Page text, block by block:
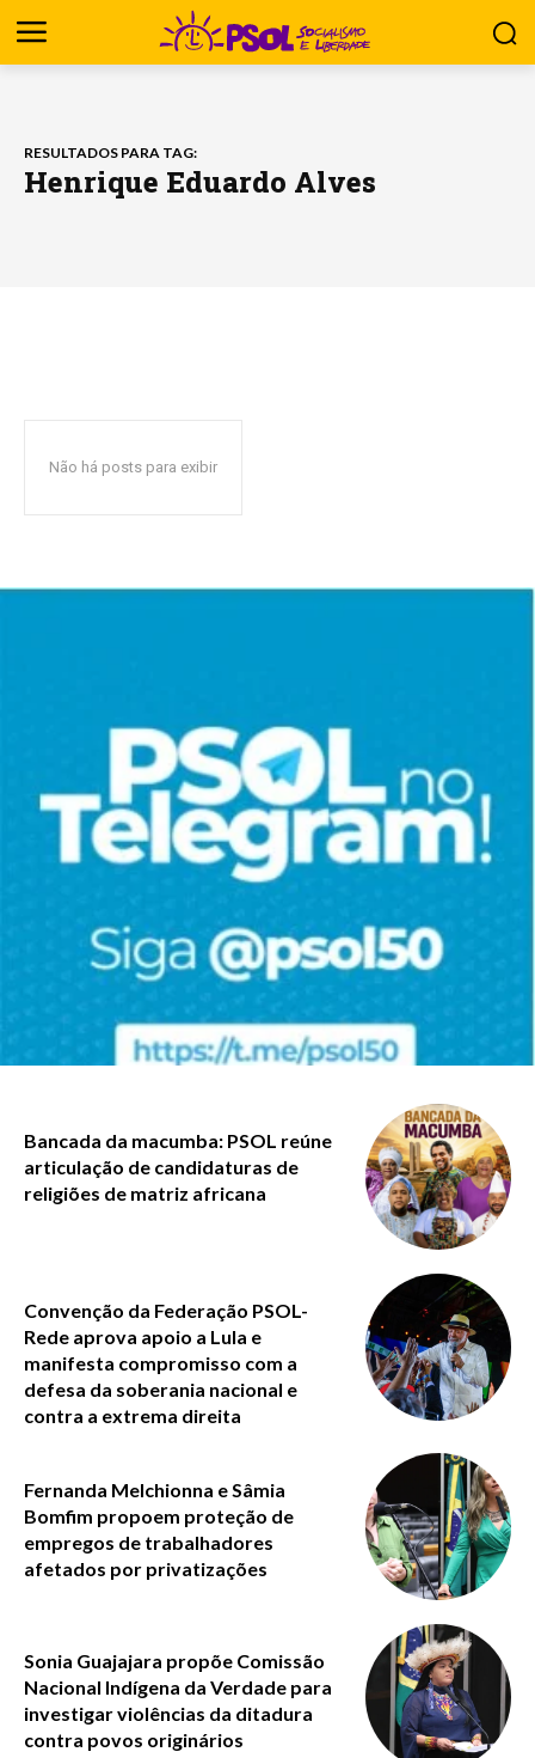
RESULTADOS PARA TAG:
Henrique Eduardo Alves
Não há posts para exibir
Bancada da macumba: PSOL reúne
articulação de candidaturas de
religiões de matriz africana
Convenção da Federação PSOL-
Rede aprova apoio a Lula e
manifesta compromisso com a
defesa da soberania nacional e
contra a extrema direita
Fernanda Melchionna e Sâmia
Bomfim propoem proteção de
empregos de trabalhadores
afetados por privatizações
Sonia Guajajara propõe Comissão
Nacional Indígena da Verdade para
investigar violências da ditadura
contra povos originários